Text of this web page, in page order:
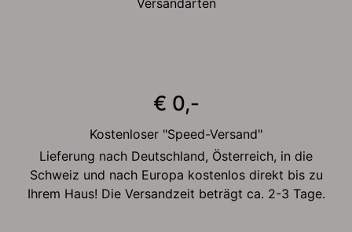
€ 0,-
Kostenloser "Speed-Versand"
Lieferung nach Deutschland, Österreich, in die
Schweiz und nach Europa kostenlos direkt bis zu
Ihrem Haus! Die Versandzeit beträgt ca. 2-3 Tage.